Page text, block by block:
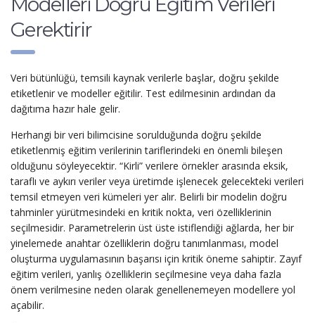
Gerektirir
Veri bütünlüğü, temsili kaynak verilerle başlar, doğru şekilde
etiketlenir ve modeller eğitilir. Test edilmesinin ardından da
dağıtıma hazır hale gelir.
Herhangi bir veri bilimcisine sorulduğunda doğru şekilde
etiketlenmiş eğitim verilerinin tariflerindeki en önemli bileşen
olduğunu söyleyecektir. “Kirli” verilere örnekler arasında eksik,
taraflı ve aykırı veriler veya üretimde işlenecek gelecekteki verileri
temsil etmeyen veri kümeleri yer alır. Belirli bir modelin doğru
tahminler yürütmesindeki en kritik nokta, veri özelliklerinin
seçilmesidir. Parametrelerin üst üste istiflendiği ağlarda, her bir
yinelemede anahtar özelliklerin doğru tanımlanması, model
oluşturma uygulamasının başarısı için kritik öneme sahiptir. Zayıf
eğitim verileri, yanlış özelliklerin seçilmesine veya daha fazla
önem verilmesine neden olarak genellenemeyen modellere yol
açabilir.